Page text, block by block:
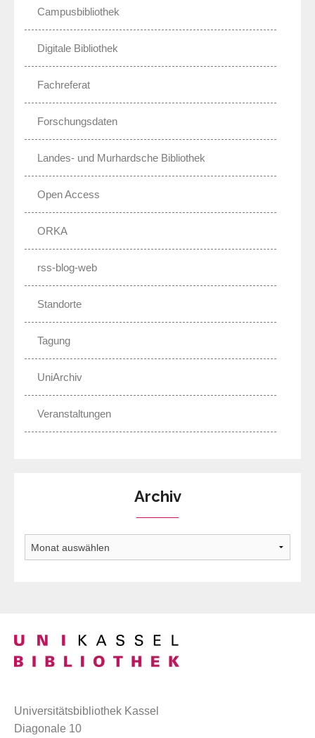
Campusbibliothek
Digitale Bibliothek
Fachreferat
Forschungsdaten
Landes- und Murhardsche Bibliothek
Open Access
ORKA
rss-blog-web
Standorte
Tagung
UniArchiv
Veranstaltungen
Archiv
Universitätsbibliothek Kassel
Diagonale 10